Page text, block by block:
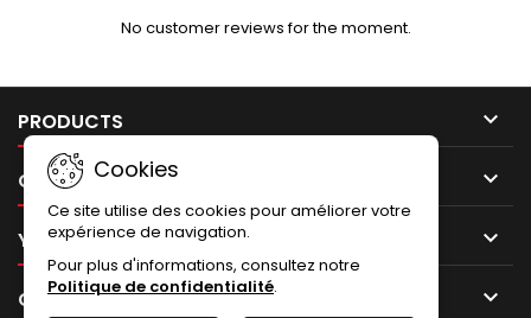
No customer reviews for the moment.
PRODUCTS 
OUR COMPANY 
YOUR ACCOUNT 
CONTACT 
Cookies
Ce site utilise des cookies pour améliorer votre
expérience de navigation.
Pour plus d'informations, consultez notre
Politique de confidentialité.